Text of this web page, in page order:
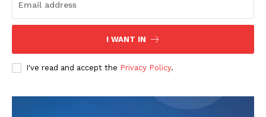
I WANT IN
I've read and accept the Privacy Policy.